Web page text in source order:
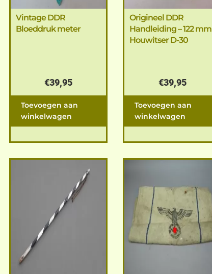
Vintage DDR
Bloeddruk meter
€39,95
Toevoegen aan
winkelwagen
Origineel DDR
Handleiding – 122 mm
Houwitser D-30
€39,95
Toevoegen aan
winkelwagen